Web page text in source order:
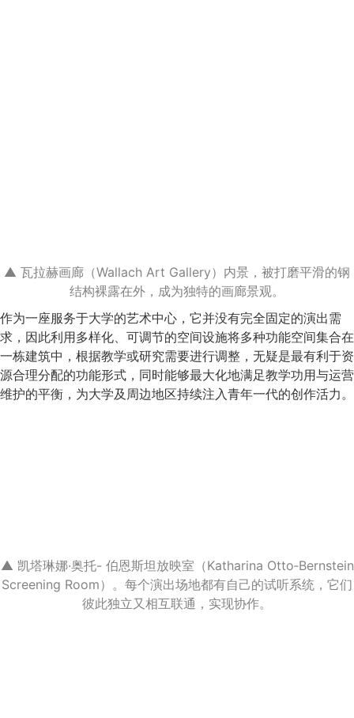
▲ 瓦拉赫画廊（Wallach Art Gallery）内景，被打磨平滑的钢
结构裸露在外，成为独特的画廊景观。
作为一座服务于大学的艺术中心，它并没有完全固定的演出需
求，因此利用多样化、可调节的空间设施将多种功能空间集合在
一栋建筑中，根据教学或研究需要进行调整，无疑是最有利于资
源合理分配的功能形式，同时能够最大化地满足教学功用与运营
维护的平衡，为大学及周边地区持续注入青年一代的创作活力。
▲ 凯塔琳娜·奥托- 伯恩斯坦放映室（Katharina Otto‐Bernstein
Screening Room）。每个演出场地都有自己的试听系统，它们
彼此独立又相互联通，实现协作。